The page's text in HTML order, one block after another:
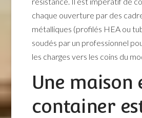
chaque ouverture par des
métalliques (profilés HEA ou
soudés par un professionnel
les charges vers les coins du
Une maison
container